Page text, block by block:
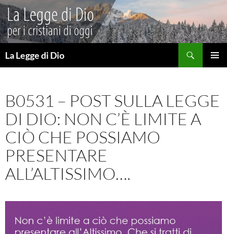
Vai
al
contenuto
La Legge di Dio
B0531 – POST SULLA LEGGE
DI DIO: NON C’È LIMITE A
CIÒ CHE POSSIAMO
PRESENTARE
ALL’ALTISSIMO….